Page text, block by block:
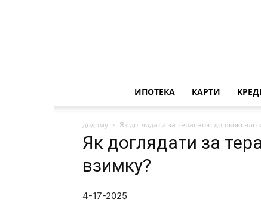
ИПОТЕКА КАРТИ
додому Як доглядати за терасною дошкою
Як доглядати за
взимку?
4-17-2025